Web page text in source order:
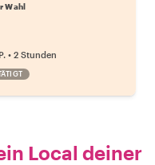
Wahl
• 2 Stunden
Local deiner